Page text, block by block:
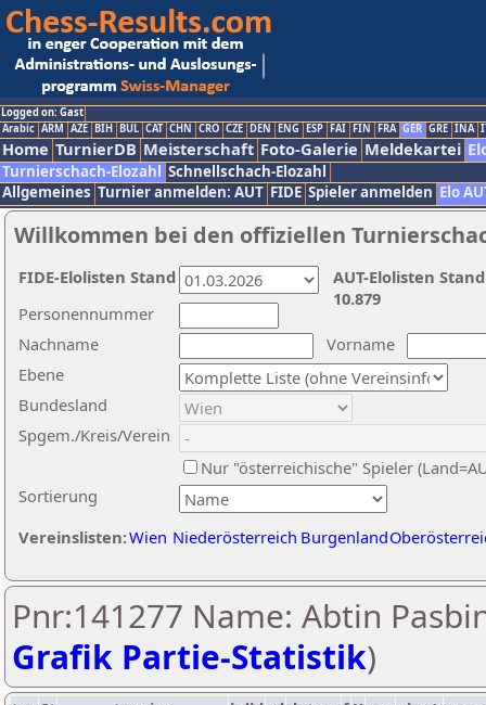
Logged on: Gast
Arabic ARM AZE BIH BUL CAT CHN CRO CZE DEN ENG ESP FAI FIN FRA GER GRE INA
Home TurnierDB Meisterschaft Foto-Galerie Meldekartei
Turnierschach-Elozahl Schnellschach-Elozahl
Allgemeines Turnier anmelden: AUT FIDE Spieler anmelden Elo
Willkommen bei den offiziellen
Nachname
Vorname
Ebene
Sortierung
Personennummer
Bundesland
Spgem./Kreis/Verein
Nur "österreichische" Spieler
Vereinslisten:Wien Niederösterreich Burgenland
AUT-Elolisten
10.879
FIDE-Elolisten Stand
Pnr:141277 Name: Abtin
Grafik Partie-Statistik)